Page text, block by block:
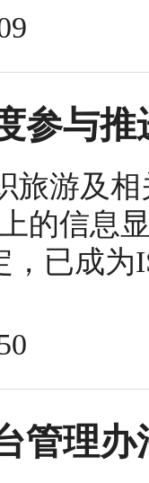
参与
旅游及
的信息
已成为
管理